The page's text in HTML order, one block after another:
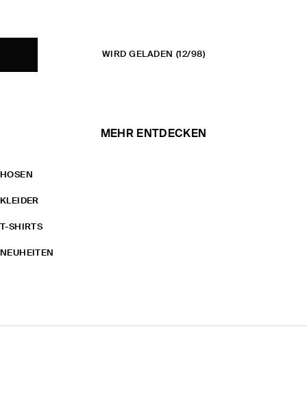
WIRD GELADEN (12/98)
MEHR ENTDECKEN
HOSEN
KLEIDER
T-SHIRTS
NEUHEITEN